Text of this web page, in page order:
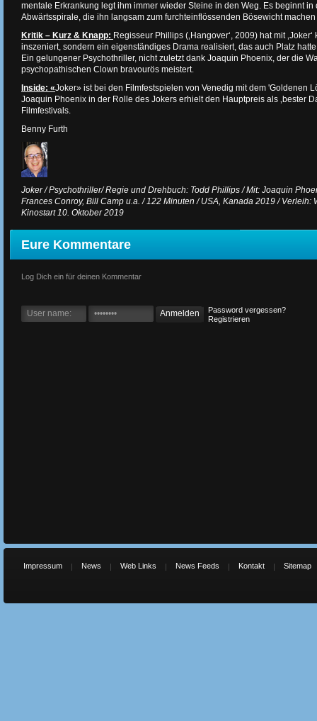
mentale Erkrankung legt ihm immer wieder Steine in den Weg. Es beginnt
Abwärtsspirale, die ihn langsam zum furchteinflössenden Bösewicht
Kritik – Kurz & Knapp: Regisseur Phillips (‚Hangover‘, 2009) hat mit
inszeniert, sondern ein eigenständiges Drama realisiert, das auch Platz
Ein gelungener Psychothriller, nicht zuletzt dank Joaquin Phoenix, der die
psychopathischen Clown bravourös meistert.
Inside: «Joker» ist bei den Filmfestspielen von Venedig mit dem 'Goldenen
Joaquin Phoenix in der Rolle des Jokers erhielt den Hauptpreis als ‚bester
Filmfestivals.
Benny Furth
Joker / Psychothriller/ Regie und Drehbuch: Todd Phillips / Mit: Joaquin
Frances Conroy, Bill Camp u.a. / 122 Minuten / USA, Kanada 2019 / Verleih:
Kinostart 10. Oktober 2019
Eure Kommentare
Log Dich ein für deinen Kommentar
Password vergessen?
Registrieren
Impressum News Web Links News Feeds Kontakt Sitemap